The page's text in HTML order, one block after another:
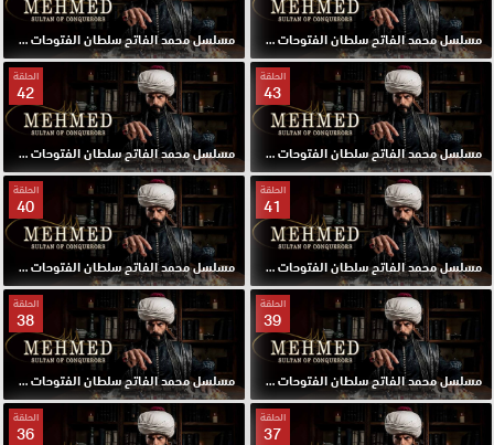
مسلسل محمد الفاتح سلطان الفتوحات مترجم الحلقة 45 HD مسلسل محمد الفاتح سلطان الفتوحات مترجم الحلقة 44 HD
الحلقة
43
مسلسل محمد الفاتح سلطان الفتوحات مترجم الحلقة 43 HD
الحلقة
42
مسلسل محمد الفاتح سلطان الفتوحات مترجم الحلقة 42 HD
الحلقة
41
مسلسل محمد الفاتح سلطان الفتوحات مترجم الحلقة 41 HD
الحلقة
40
مسلسل محمد الفاتح سلطان الفتوحات مترجم الحلقة 40 HD
الحلقة
39
مسلسل محمد الفاتح سلطان الفتوحات مترجم الحلقة 39 HD
الحلقة
38
مسلسل محمد الفاتح سلطان الفتوحات مترجم الحلقة 38 HD
الحلقة
37
الحلقة
36